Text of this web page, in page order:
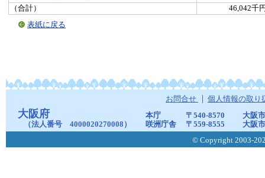
（合計）
46,042千
表紙に戻る
お問合せ 個人情報の取り
大阪府
（法人番号 4000020270008）
本庁 〒540-8570
大阪
咲洲庁舎
〒559-8555
大阪
© Copyright 2003-